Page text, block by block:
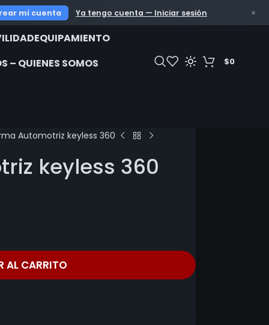
mi cuenta Ya tengo cuenta — Iniciar sesión ×
OFERTAS
EQUIPAMIENTO
– QUIENES SOMOS
$0
Automotriz keyless 360
keyless 360
AL CARRITO